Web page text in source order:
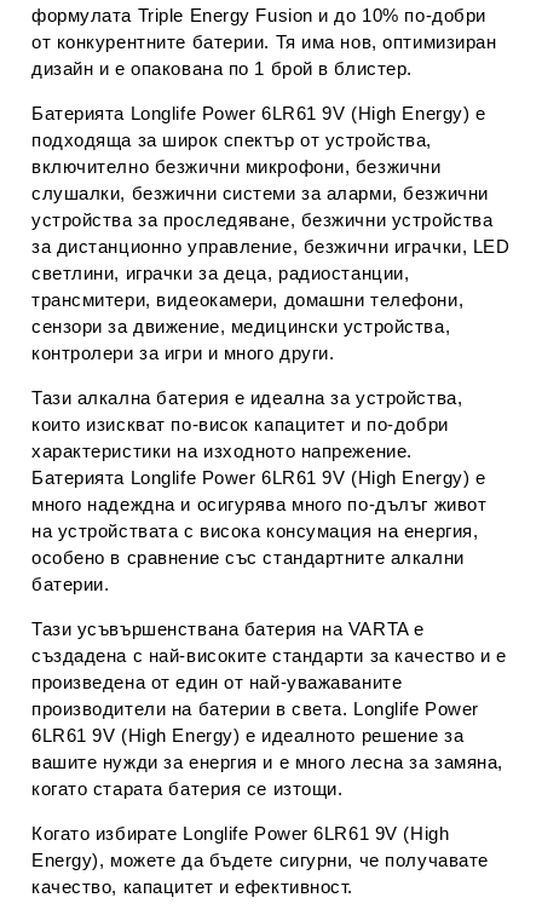
формулата Triple Energy Fusion и до 10% по-добри
от конкурентните батерии. Тя има нов, оптимизиран
дизайн и е опакована по 1 брой в блистер.
Батерията Longlife Power 6LR61 9V (High Energy) е
подходяща за широк спектър от устройства,
включително безжични микрофони, безжични
слушалки, безжични системи за аларми, безжични
устройства за проследяване, безжични устройства
за дистанционно управление, безжични играчки, LED
светлини, играчки за деца, радиостанции,
трансмитери, видеокамери, домашни телефони,
сензори за движение, медицински устройства,
контролери за игри и много други.
Тази алкална батерия е идеална за устройства,
които изискват по-висок капацитет и по-добри
характеристики на изходното напрежение.
Батерията Longlife Power 6LR61 9V (High Energy) е
много надеждна и осигурява много по-дълъг живот
на устройствата с висока консумация на енергия,
особено в сравнение със стандартните алкални
батерии.
Тази усъвършенствана батерия на VARTA е
създадена с най-високите стандарти за качество и е
произведена от един от най-уважаваните
производители на батерии в света. Longlife Power
6LR61 9V (High Energy) е идеалното решение за
вашите нужди за енергия и е много лесна за замяна,
когато старата батерия се изтощи.
Когато избирате Longlife Power 6LR61 9V (High
Energy), можете да бъдете сигурни, че получавате
качество, капацитет и ефективност.